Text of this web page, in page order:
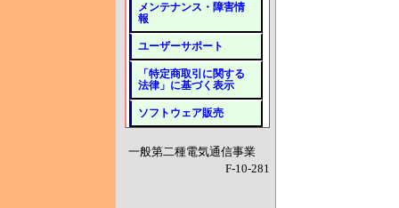
メンテナンス・障害情
報
ユーザーサポート
「特定商取引に関する
法律」に基づく表示
ソフトウェア販売
一般第二種電気通信事業
F-10-281